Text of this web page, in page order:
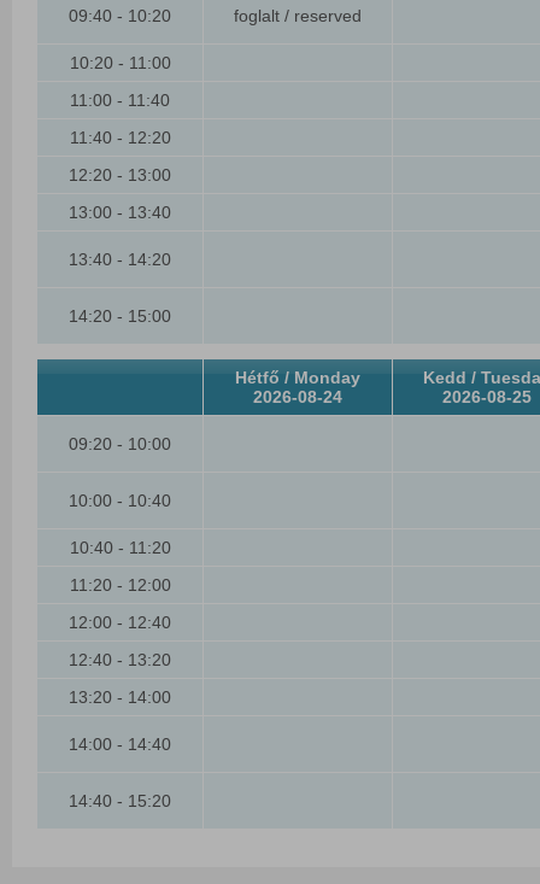
09:40 - 10:20 foglalt / reserved
10:20 - 11:00
11:00 - 11:40
11:40 - 12:20
12:20 - 13:00
13:00 - 13:40
13:40 - 14:20
14:20 - 15:00
Hétfő / Monday
2026-08-24
Kedd /
2026-08-25
09:20 - 10:00
10:00 - 10:40
10:40 - 11:20
11:20 - 12:00
12:00 - 12:40
12:40 - 13:20
13:20 - 14:00
14:00 - 14:40
14:40 - 15:20